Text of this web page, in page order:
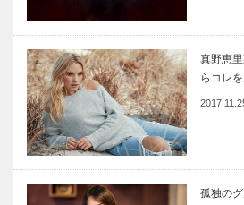
真野恵
らコレ
孤独の